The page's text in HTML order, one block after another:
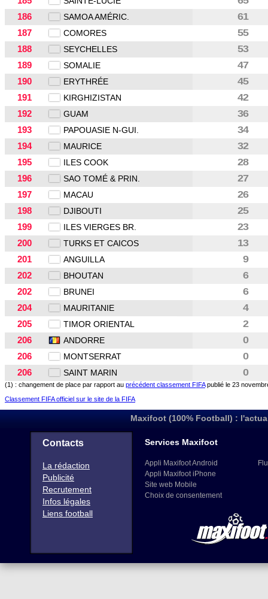
186
SAMOA AMÉRIC.
61
187
COMORES
55
188
SEYCHELLES
53
189
SOMALIE
47
190
ERYTHRÉE
45
191
KIRGHIZISTAN
42
192
GUAM
36
193
PAPOUASIE N-GUI.
34
194
MAURICE
32
195
ILES COOK
28
196
SAO TOMÉ & PRIN.
27
197
MACAU
26
198
DJIBOUTI
25
199
ILES VIERGES BR.
23
200
TURKS ET CAICOS
13
201
ANGUILLA
9
202
BHOUTAN
6
202
BRUNEI
6
204
MAURITANIE
4
205
TIMOR ORIENTAL
2
206
ANDORRE
0
206
MONTSERRAT
0
206
SAINT MARIN 0
(1) : changement de place par rapport au précédent classement FIFApublié le 23
Classement FIFA officiel sur le site de la FIFA
Maxifoot (100% Football) :
Contacts
La rédaction
Publicité
Recrutement
Infos légales
Liens football
Services Maxifoot
Appli Maxifoot Android
Appli Maxifoot iPhone
Site web Mobile
Choix de consentement